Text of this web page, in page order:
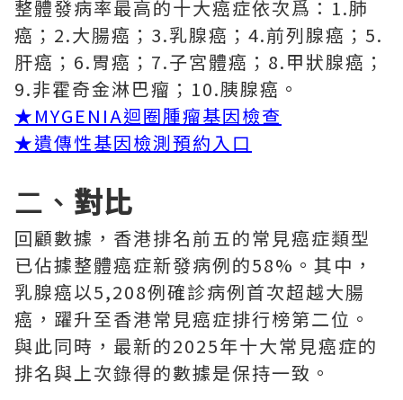
整體發病率最高的十大癌症依次爲：1.肺
癌；2.大腸癌；3.乳腺癌；4.前列腺癌；5.
肝癌；6.胃癌；7.子宮體癌；8.甲狀腺癌；
9.非霍奇金淋巴瘤；10.胰腺癌。
★MYGENIA迴圈腫瘤基因檢查
★遺傳性基因檢測預約入口
二、 對比
回顧數據，香港排名前五的常見癌症類型
已佔據整體癌症新發病例的58%。其中，
乳腺癌以5,208例確診病例首次超越大腸
癌，躍升至香港常見癌症排行榜第二位。
與此同時，最新的2025年十大常見癌症的
排名與上次錄得的數據是保持一致。